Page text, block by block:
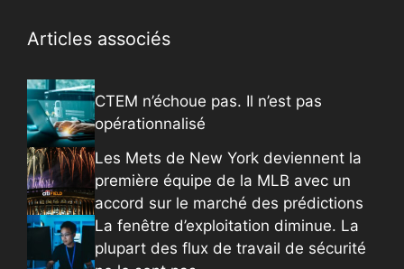
Articles associés
CTEM n’échoue pas. Il n’est pas
opérationnalisé
Les Mets de New York deviennent la
première équipe de la MLB avec un
accord sur le marché des prédictions
La fenêtre d’exploitation diminue. La
plupart des flux de travail de sécurité